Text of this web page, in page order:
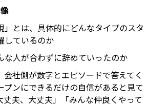
」とは、具体的にどんなタイプのスタ
しているのか
な人が合わずに辞めていったのか
会社側が数字とエピソードで答えてく
プンにできるだけの自信があると見て
丈夫、大丈夫」「みんな仲良くやって